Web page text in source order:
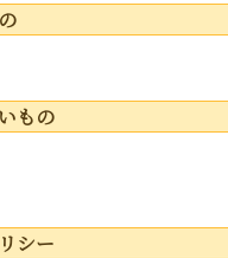
もの
シー